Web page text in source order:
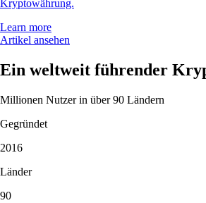
Kryptowährung.
Learn more
Artikel ansehen
Ein weltweit führender
Millionen Nutzer in über 90 Ländern
Gegründet
2016
Länder
90